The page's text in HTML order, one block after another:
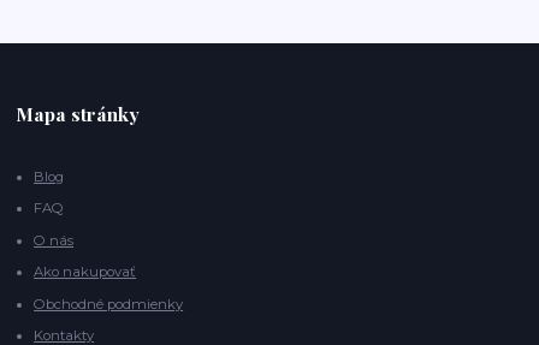
Mapa stránky
Blog
FAQ
O nás
Ako nakupovať
Obchodné podmienky
Kontakty